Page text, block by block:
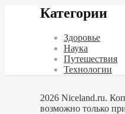
Категории
Здоровье
Наука
Путешествия
Технологии
2026 Niceland.ru.
возможно только